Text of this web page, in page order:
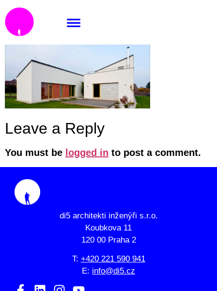
Vraz_tit
Leave a Reply
You must be logged in to post a comment.
di5 architekti inženýři s.r.o.
Koubkova 11
120 00 Praha 2
T: +420 221 590 941
E: info@di5.cz